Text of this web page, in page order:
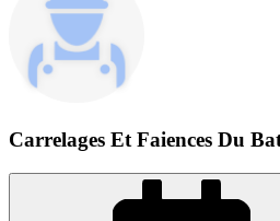
Carrelages Et Faiences Du